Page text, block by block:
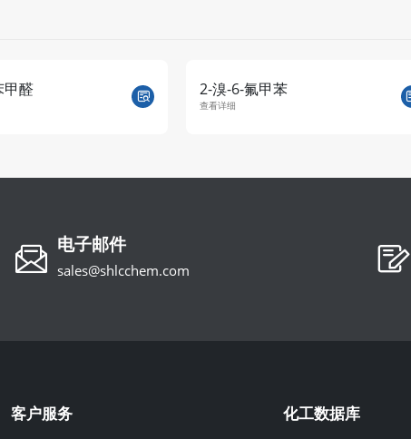
甲醛 2-溴-6-氟甲苯
查看详细
电子邮件
sales@shlcchem.com
客户服务 化工数据库